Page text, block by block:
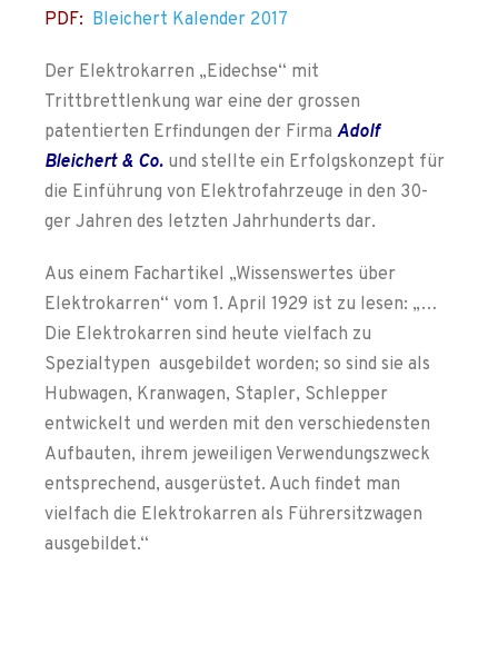
PDF: Bleichert Kalender 2017
Der Elektrokarren „Eidechse“ mit
Trittbrettlenkung war eine der grossen
patentierten Erfindungen der Firma Adolf
Bleichert & Co. und stellte ein Erfolgskonzept für
die Einführung von Elektrofahrzeuge in den 30-
ger Jahren des letzten Jahrhunderts dar.
Aus einem Fachartikel „Wissenswertes über
Elektrokarren“ vom 1. April 1929 ist zu lesen: „…
Die Elektrokarren sind heute vielfach zu
Spezialtypen ausgebildet worden; so sind sie als
Hubwagen, Kranwagen, Stapler, Schlepper
entwickelt und werden mit den verschiedensten
Aufbauten, ihrem jeweiligen Verwendungszweck
entsprechend, ausgerüstet. Auch findet man
vielfach die Elektrokarren als Führersitzwagen
ausgebildet.“